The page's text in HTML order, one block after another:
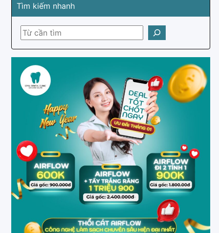
Tìm kiếm nhanh